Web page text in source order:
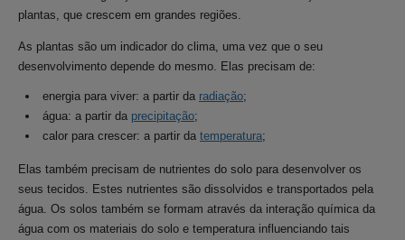
plantas, que crescem em grandes regiões.
As plantas são um indicador do clima, uma vez que o seu
desenvolvimento depende do mesmo. Elas precisam de:
energia para viver: a partir da radiação;
água: a partir da precipitação;
calor para crescer: a partir da temperatura;
Elas também precisam de nutrientes do solo para desenvolver os
seus tecidos. Estes nutrientes são dissolvidos e transportados pela
água. Os solos também se formam através da interação química da
água com os materiais do solo e temperatura influenciando tais